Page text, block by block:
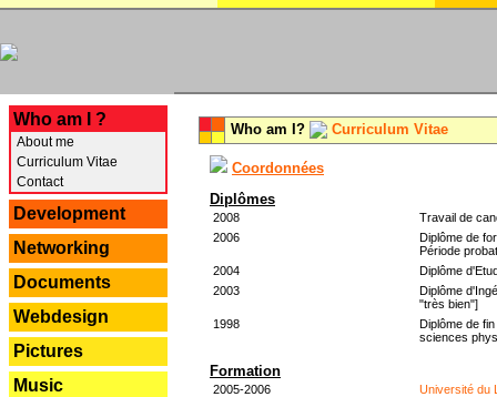
Who am I ?
About me
Curriculum Vitae
Contact
Development
Networking
Documents
Webdesign
Pictures
Music
Who am I? Curriculum Vitae
Coordonnées
Diplômes
2008
Travail de
2006
Diplôme de
Période
2004
Diplôme
2003
Diplôme
"très bien"]
1998
Diplôme de
sciences
Formation
2005-2006
Université du